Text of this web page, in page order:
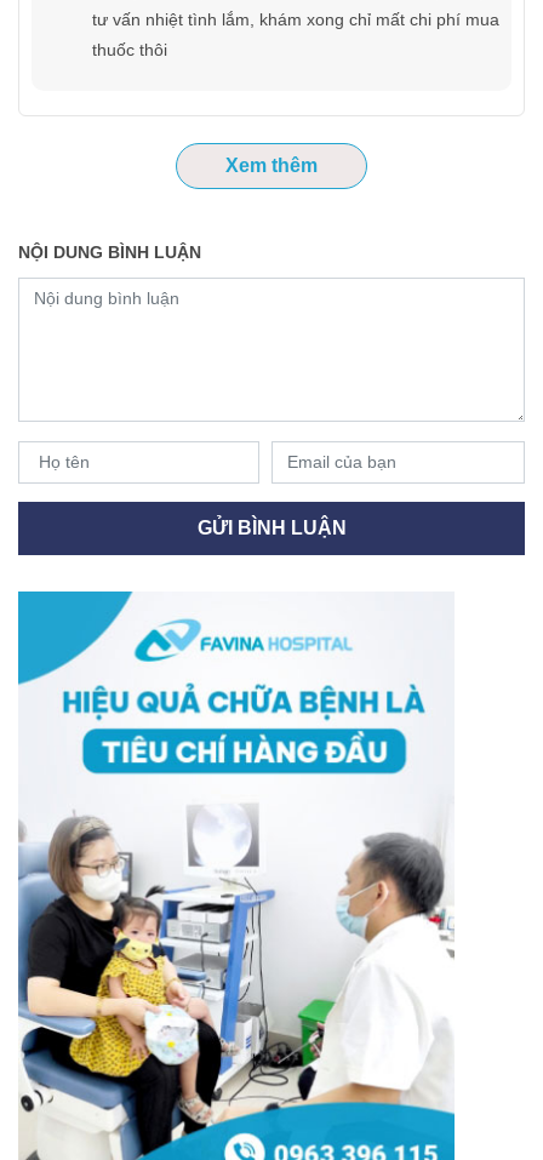
tư vấn nhiệt tình lắm, khám xong chỉ mất chi phí mua
thuốc thôi
Xem thêm
NỘI DUNG BÌNH LUẬN